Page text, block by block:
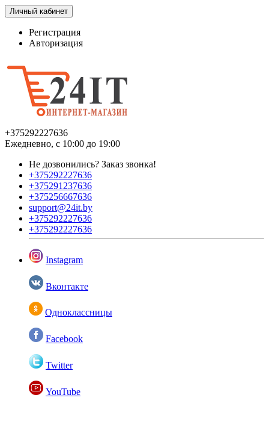
Личный кабинет
Регистрация
Авторизация
+375292227636
Ежедневно, с 10:00 до 19:00
Не дозвонились? Заказ звонка!
+375292227636
+375291237636
+375256667636
support@24it.by
+375292227636
+375292227636
Instagram
Вконтакте
Одноклассницы
Facebook
Twitter
YouTube